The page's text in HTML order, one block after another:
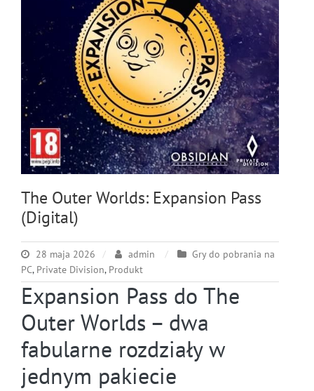
The Outer Worlds: Expansion Pass
(Digital)
28 maja 2026 admin
Gry do pobrania na
PC, Private Division, Produkt
Expansion Pass do The
Outer Worlds – dwa
fabularne rozdziały w
jednym pakiecie